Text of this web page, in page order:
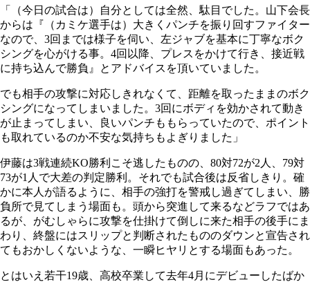
「（今日の試合は）自分としては全然、駄目でした。山下会長
からは『（カミケ選手は）大きくパンチを振り回すファイター
なので、3回までは様子を伺い、左ジャブを基本に丁寧なボク
シングを心がける事。4回以降、プレスをかけて行き、接近戦
に持ち込んで勝負』とアドバイスを頂いていました。
でも相手の攻撃に対応しきれなくて、距離を取ったままのボク
シングになってしまいました。3回にボディを効かされて動き
が止まってしまい、良いパンチももらっていたので、ポイント
も取れているのか不安な気持ちもよぎりました」
伊藤は3戦連続KO勝利こそ逃したものの、80対72が2人、79対
73が1人で大差の判定勝利。それでも試合後は反省しきり。確
かに本人が語るように、相手の強打を警戒し過ぎてしまい、勝
負所で見てしまう場面も。頭から突進して来るなどラフではあ
るが、がむしゃらに攻撃を仕掛けて倒しに来た相手の後手にま
わり、終盤にはスリップと判断されたもののダウンと宣告され
てもおかしくないような、一瞬ヒヤリとする場面もあった。
とはいえ若干19歳、高校卒業して去年4月にデビューしたばか